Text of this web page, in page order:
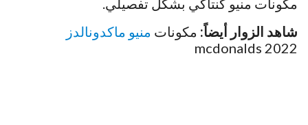
شاهد الزوار أيضاً: مكونات منيو ماكدونالدز
mcdonalds 2022